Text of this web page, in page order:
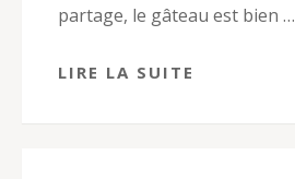
partage, le gâteau est bien …
LIRE LA SUITE